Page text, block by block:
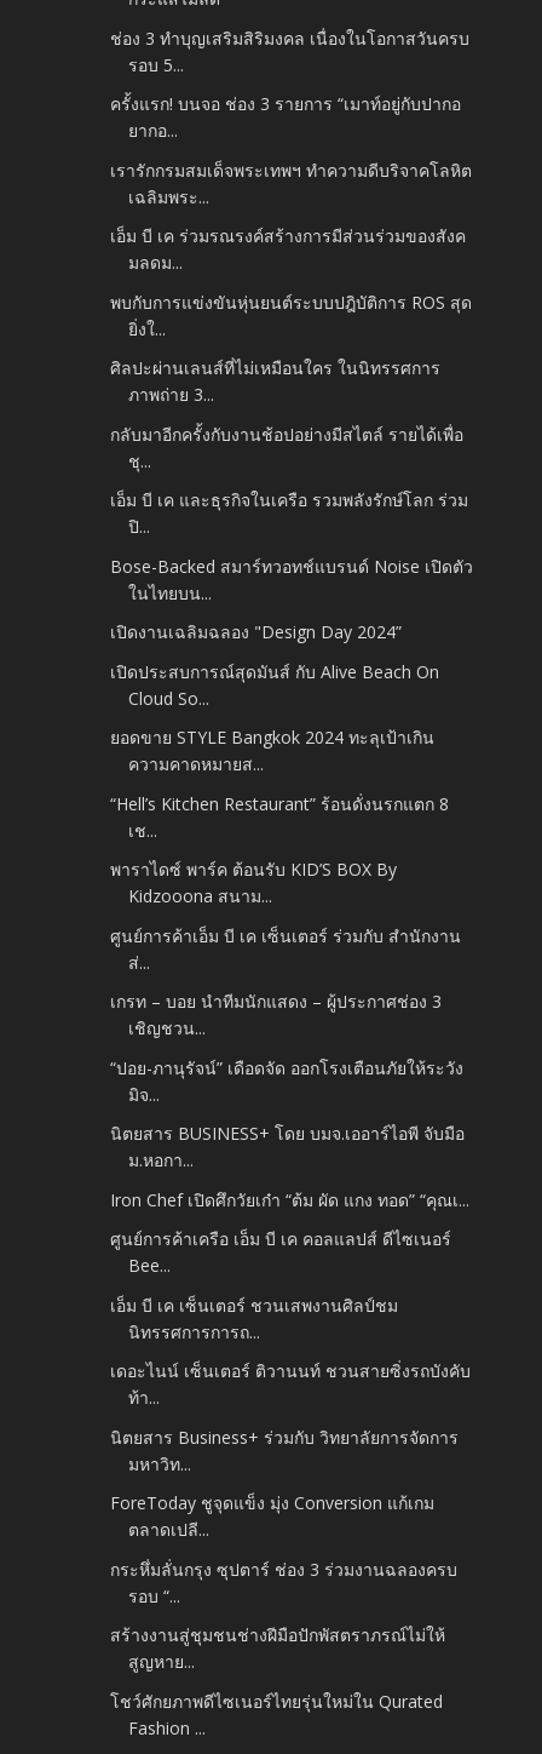
ช่อง 3 ทำบุญเสริมสิริมงคล เนื่องในโอกาสวันครบ
รอบ 5...
ครั้งแรก! บนจอ ช่อง 3 รายการ “เมาท์อยู่กับปากอ
ยากอ...
เรารักกรมสมเด็จพระเทพฯ ทำความดีบริจาคโลหิต
เฉลิมพระ...
เอ็ม บี เค ร่วมรณรงค์สร้างการมีส่วนร่วมของสังค
มลดม...
พบกับการแข่งขันหุ่นยนต์ระบบปฎิบัติการ ROS สุด
ยิ่งใ...
ศิลปะผ่านเลนส์ที่ไม่เหมือนใคร ในนิทรรศการ
ภาพถ่าย 3...
กลับมาอีกครั้งกับงานช้อปอย่างมีสไตล์ รายได้เพื่อ
ชุ...
เอ็ม บี เค และธุรกิจในเครือ รวมพลังรักษ์โลก ร่วม
ปิ...
Bose-Backed สมาร์ทวอทช์แบรนด์ Noise เปิดตัว
ในไทยบน...
เปิดงานเฉลิมฉลอง "Design Day 2024”
เปิดประสบการณ์สุดมันส์ กับ Alive Beach On
Cloud So...
ยอดขาย STYLE Bangkok 2024 ทะลุเป้าเกิน
ความคาดหมายส...
“Hell’s Kitchen Restaurant” ร้อนดั่งนรกแตก 8
เช...
พาราไดซ์ พาร์ค ต้อนรับ KID’S BOX By
Kidzooona สนาม...
ศูนย์การค้าเอ็ม บี เค เซ็นเตอร์ ร่วมกับ สำนักงาน
ส่...
เกรท – บอย นำทีมนักแสดง – ผู้ประกาศช่อง 3
เชิญชวน...
“ปอย-ภานุรัจน์” เดือดจัด ออกโรงเตือนภัยให้ระวัง
มิจ...
นิตยสาร BUSINESS+ โดย บมจ.เออาร์ไอพี จับมือ
ม.หอกา...
Iron Chef เปิดศึกวัยเก๋า “ต้ม ผัด แกง ทอด” “คุณเ...
ศูนย์การค้าเครือ เอ็ม บี เค คอลแลปส์ ดีไซเนอร์
Bee...
เอ็ม บี เค เซ็นเตอร์ ชวนเสพงานศิลป์ชม
นิทรรศการการถ...
เดอะไนน์ เซ็นเตอร์ ติวานนท์ ชวนสายซิ่งรถบังคับ
ท้า...
นิตยสาร Business+ ร่วมกับ วิทยาลัยการจัดการ
มหาวิท...
ForeToday ชูจุดแข็ง มุ่ง Conversion แก้เกม
ตลาดเปลี...
กระหึ่มลั่นกรุง ซุปตาร์ ช่อง 3 ร่วมงานฉลองครบ
รอบ “...
สร้างงานสู่ชุมชนช่างฝีมือปักพัสตราภรณ์ไม่ให้
สูญหาย...
โชว์ศักยภาพดีไซเนอร์ไทยรุ่นใหม่ใน Qurated
Fashion ...